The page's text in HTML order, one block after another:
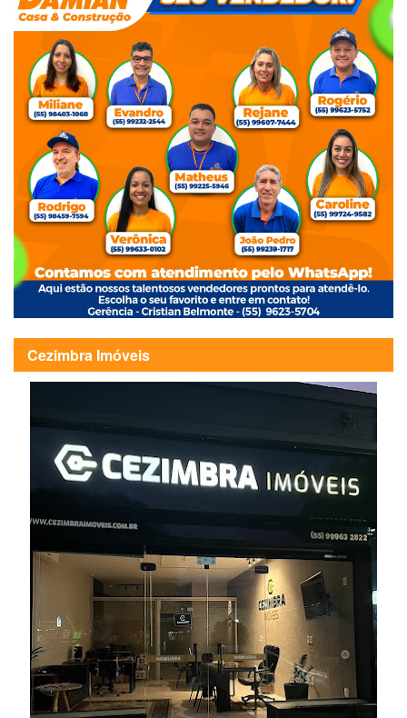
Cezimbra Imóveis